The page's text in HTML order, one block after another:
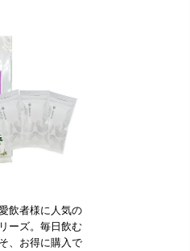
飲者様に人気の
ーズ。毎日飲む
、お得に購入で